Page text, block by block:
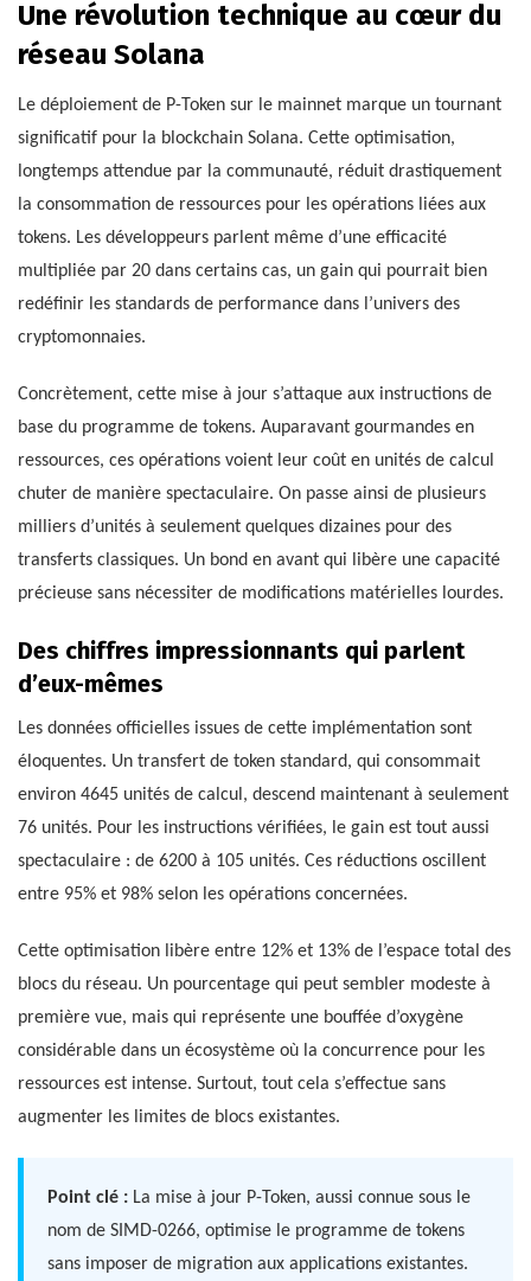
Une révolution technique au cœur du
réseau Solana
Le déploiement de P-Token sur le mainnet marque un tournant
significatif pour la blockchain Solana. Cette optimisation,
longtemps attendue par la communauté, réduit drastiquement
la consommation de ressources pour les opérations liées aux
tokens. Les développeurs parlent même d’une efficacité
multipliée par 20 dans certains cas, un gain qui pourrait bien
redéfinir les standards de performance dans l’univers des
cryptomonnaies.
Concrètement, cette mise à jour s’attaque aux instructions de
base du programme de tokens. Auparavant gourmandes en
ressources, ces opérations voient leur coût en unités de calcul
chuter de manière spectaculaire. On passe ainsi de plusieurs
milliers d’unités à seulement quelques dizaines pour des
transferts classiques. Un bond en avant qui libère une capacité
précieuse sans nécessiter de modifications matérielles lourdes.
Des chiffres impressionnants qui parlent
d’eux-mêmes
Les données officielles issues de cette implémentation sont
éloquentes. Un transfert de token standard, qui consommait
environ 4645 unités de calcul, descend maintenant à seulement
76 unités. Pour les instructions vérifiées, le gain est tout aussi
spectaculaire : de 6200 à 105 unités. Ces réductions oscillent
entre 95% et 98% selon les opérations concernées.
Cette optimisation libère entre 12% et 13% de l’espace total des
blocs du réseau. Un pourcentage qui peut sembler modeste à
première vue, mais qui représente une bouffée d’oxygène
considérable dans un écosystème où la concurrence pour les
ressources est intense. Surtout, tout cela s’effectue sans
augmenter les limites de blocs existantes.
Point clé : La mise à jour P-Token, aussi connue sous le
nom de SIMD-0266, optimise le programme de tokens
sans imposer de migration aux applications existantes.